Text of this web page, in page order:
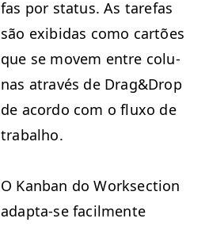
fas por sta­tus. As tare­fas
são exibidas como cartões
que se movem entre col­u­
nas através de Drag&Drop
de acor­do com o fluxo de
trabalho.
O Kan­ban do Work­sec­tion
adap­ta-se facil­mente